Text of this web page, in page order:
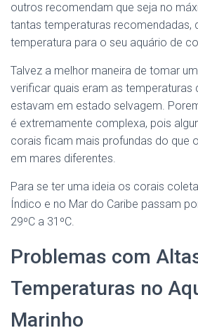
outros recomendam que seja no
tantas temperaturas recomendadas,
temperatura para o seu aquário de
Talvez a melhor maneira de tomar
verificar quais eram as temperaturas
estavam em estado selvagem.
é extremamente complexa, pois
corais ficam mais profundas do que
em mares diferentes.
Para se ter uma ideia os corais
Índico e no Mar do Caribe passam
29ºC a 31ºC.
Problemas com
Temperaturas no
Marinho